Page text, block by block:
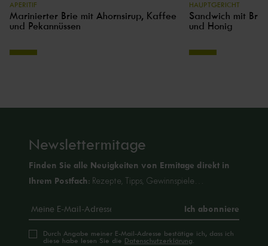
APERITIF
Marinierter Brie mit Ahornsirup, Kaffee
und Pekannüssen
HAUPTGERICHT
Sandwich mit
und Honig
Newslettermitage
Finden Sie alle Neuigkeiten von Ermitage direkt in
Ihrem Postfach : Rezepte, Tipps, Gewinnspiele…
Durch Angabe meiner E-Mail-Adresse bestätige ich, dass ich
diese habe lesen Sie die Datenschutzerklärung.